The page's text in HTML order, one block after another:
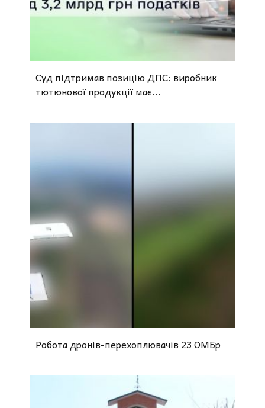
Суд підтримав позицію ДПС: виробник
тютюнової продукції має...
Робота дронів-перехоплювачів 23 ОМБр